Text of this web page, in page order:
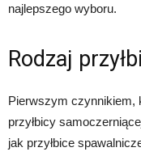
najlepszego wyboru.
Rodzaj
Pierwszym czynnikiem,
przyłbicy
jak przyłbice